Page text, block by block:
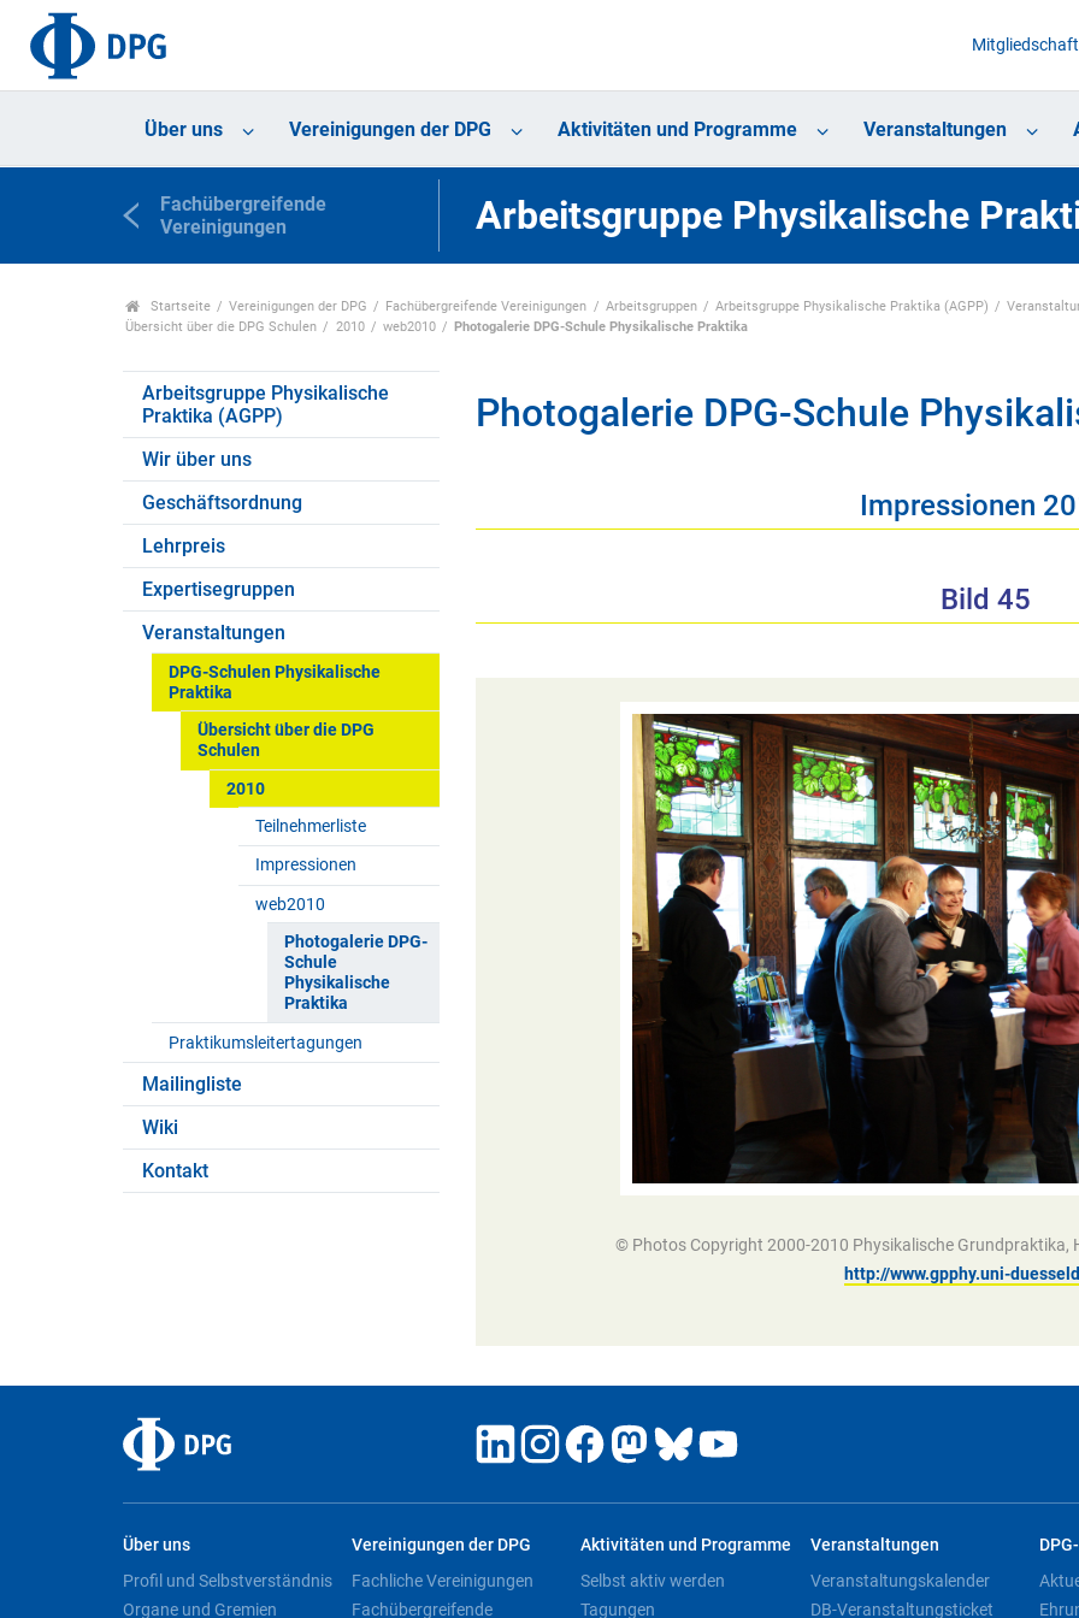
Mitgliedschaft
Über uns Vereinigungen der DPG Aktivitäten und Programme Veranstaltungen
Fachübergreifende
Vereinigungen
Arbeitsgruppe Physikalische
Startseite Vereinigungen der DPG Fachübergreifende Vereinigungen Arbeitsgruppen Arbeitsgruppe Physikalische Praktika (AGPP)
Übersicht über die DPG Schulen
2010 web2010 Photogalerie DPG-Schule Physikalische Praktika
Arbeitsgruppe Physikalische
Praktika (AGPP)
Wir über uns
Geschäftsordnung
Lehrpreis
Expertisegruppen
Veranstaltungen
DPG-Schulen Physikalische
Praktika
Übersicht über die DPG
Schulen
2010
Teilnehmerliste
Impressionen
web2010
Photogalerie DPG-
Schule
Physikalische
Praktika
Praktikumsleitertagungen
Mailingliste
Wiki
Kontakt
Photogalerie DPG-Schule
Impressionen
Bild 45
<
© Photos Copyright 2000-2010 Physikalische Grundpraktika,
http://www.gpphy.uni-
Über uns
Profil und Selbstverständnis
Organe und Gremien
Vereinigungen der DPG
Fachliche Vereinigungen
Fachübergreifende
Aktivitäten und Programme
Selbst aktiv werden
Tagungen
Veranstaltungen
Veranstaltungskalender
DB-Veranstaltungsticket